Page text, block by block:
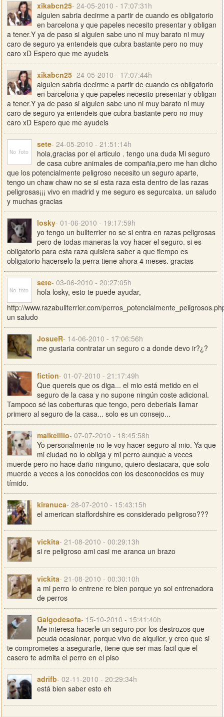
xikabcn25- 24-05-2010 - 17:07:31h
alguien sabria decirme a partir de cuando es obligatorio
en barcelona y que papeles necesito presentar y obligan
a tener.Y ya de paso si alguien sabe uno ni muy barato ni muy
caro de seguro ya entendeis que cubra bastante pero no muy
caro xD Espero que me ayudeis
xikabcn25- 24-05-2010 - 17:07:44h
alguien sabria decirme a partir de cuando es obligatorio
en barcelona y que papeles necesito presentar y obligan
a tener.Y ya de paso si alguien sabe uno ni muy barato ni muy
caro de seguro ya entendeis que cubra bastante pero no muy
caro xD Espero que me ayudeis
sete- 24-05-2010 - 21:51:14h
hola,gracias por el articulo . tengo una duda Mi seguro
de casa cubre animales de compañia,pero me han dicho
que los potencialmente peligroso necesito un seguro aparte,
tengo un chaw chaw no se si esta raza esta dentro de las razas
peligrosas¡¡¡ vivo en madrid y me seguro es segurcaixa. un saludo
y muchas gracias
losky- 01-06-2010 - 19:17:59h
yo tengo un bullterrier no se si entra en razas peligrosas
pero de todas maneras la voy hacer el seguro. si es
obligatorio para esta raza quisiera saber a que tiempo es
obligatorio hacerselo la perra tiene ahora 4 meses. gracias
sete- 03-06-2010 - 20:27:05h
hola losky, esto te puede ayudar,
http://www.razabullterrier.com/
un saludo
JosueR- 14-06-2010 - 17:06:56h
me gustaria contratar un seguro c a donde devo ir?¿?
fiction- 01-07-2010 - 21:17:49h
Que quereis que os diga... el mio está metido en el
seguro de la casa y no supone ningún coste adicional.
Tampoco sé las coberturas que tengo, pero deberiais llamar
primero al seguro de la casa... solo es un consejo...
maikelillo- 07-07-2010 - 18:45:58h
Yo personalmente no le voy hacer seguro al mio. Ya que
mi ciudad no lo obliga y mi perro aunque a veces
muerde pero no hace daño ninguno, quiero destacara, que solo
muerde a veces a los conocidos con los desconocidos es muy
tímido.
kiranuca- 28-07-2010 - 15:43:15h
el american staffordshire es considerado peligroso???
vickita- 21-08-2010 - 00:29:13h
si re peligroso ami casi me aranca un brazo
vickita- 21-08-2010 - 00:30:10h
a mi perro lo entrene re bien porque yo soi entrenadora
de perros
Galgodesofa- 15-10-2010 - 15:41:40h
Me interesa hacerle un seguro por los destrozos que
peuda ocasionar, porque vivo de alquiler, y creo que si
te comprometes a asegurarle, tiene que ser mas facil que el
casero te admita el perro en el piso
adrifb- 02-11-2010 - 20:29:34h
está bien saber esto eh